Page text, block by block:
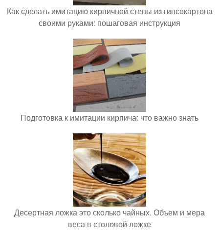
Как сделать имитацию кирпичной стены из гипсокартона
своими руками: пошаговая инструкция
Подготовка к имитации кирпича: что важно знать
Десертная ложка это сколько чайных. Объем и мера
веса в столовой ложке